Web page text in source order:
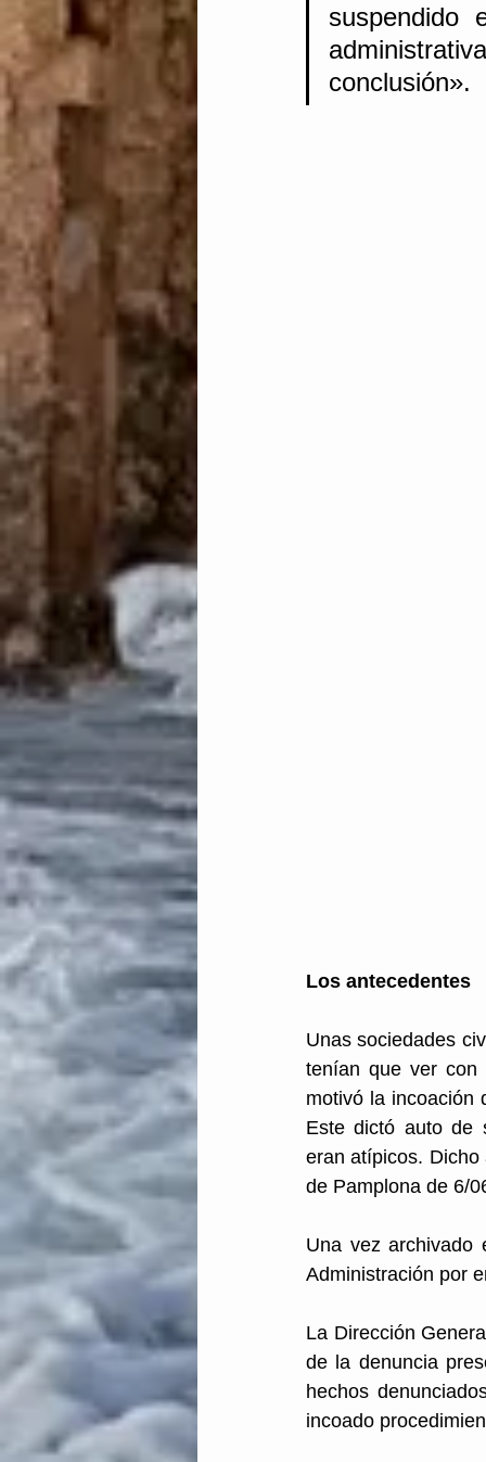
suspendido
conclusión».
Los antecedentes
Unas sociedades
tenían que ver con
motivó la incoación
Este dictó auto de
eran atípicos. Dicho
de Pamplona de 6/
Una vez archivado
Administración por
La Dirección
de la denuncia
hechos
incoado